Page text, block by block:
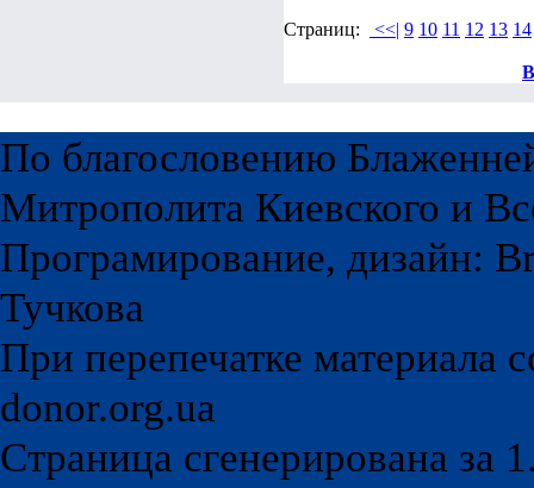
Страниц: <<| 9 10 11 12 13 14
По благословению
Митрополита Киевского и
Програмирование, дизайн:
Тучкова
При перепечатке материала
donor.org.ua
Страница сгенерирована за